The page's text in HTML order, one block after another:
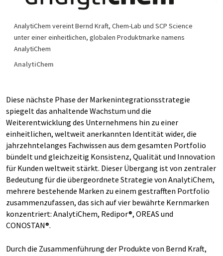
AnalytiChem vereint Bernd Kraft, Chem-Lab und SCP Science
unter einer einheitlichen, globalen Produktmarke namens
AnalytiChem
AnalytiChem
Diese nächste Phase der Markenintegrationsstrategie
spiegelt das anhaltende Wachstum und die
Weiterentwicklung des Unternehmens hin zu einer
einheitlichen, weltweit anerkannten Identität wider, die
jahrzehntelanges Fachwissen aus dem gesamten Portfolio
bündelt und gleichzeitig Konsistenz, Qualität und Innovation
für Kunden weltweit stärkt. Dieser Übergang ist von zentraler
Bedeutung für die übergeordnete Strategie von AnalytiChem,
mehrere bestehende Marken zu einem gestrafften Portfolio
zusammenzufassen, das sich auf vier bewährte Kernmarken
konzentriert: AnalytiChem, Redipor®, OREAS und
CONOSTAN®.
Durch die Zusammenführung der Produkte von Bernd Kraft,